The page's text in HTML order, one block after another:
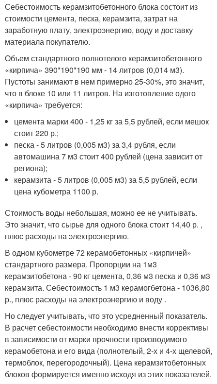
Себестоимость керамзитобетонного блока состоит из
стоимости цемента, песка, керамзита, затрат на
заработную плату, электроэнергию, воду и доставку
материала покупателю.
Объем стандартного полнотелого керамзитобетонного
«кирпича» 390*190*190 мм - 14 литров (0,014 м3).
Пустоты занимают в нем примерно 25-30%, это значит,
что в блоке 10 или 11 литров. На изготовление одого
«кирпича» требуется:
цемента марки 400 - 1,25 кг за 5,5 рублей, если мешок
стоит 220 р.;
песка - 5 литров (0,005 м3) за 3,4 рубля, если
автомашина 7 м3 стоит 400 рублей (цена зависит от
региона);
керамзита - 5 литров (0,005 м3) за 5,5 рублей, если
цена кубометра 1100 р.
Стоимость воды небольшая, можно ее не учитывать.
Это значит, что сырье для одного блока стоит 14,40 р. ,
плюс расходы на электроэнергию.
В одном кубометре 72 керамобетонных «кирпичей»
стандартного размера. Пропорции на 1м3
керамзитобетона - 90 кг цемента, 0,36 м3 песка и 0,36 м3
керамзита. Себестоимость 1 м3 керамогбетона - 1036,80
р., плюс расходы на электроэнергию и воду .
Но следует учитывать, что это усредненный показатель.
В расчет себестоимости необходимо внести коррективы
в зависимости от марки прочности производимого
керамобетона и его вида (полнотелый, 2-х и 4-х щелевой,
термоблок, перегородочный). Цена керамзитобетонных
блоков формируется именно исходя из этих показателей.